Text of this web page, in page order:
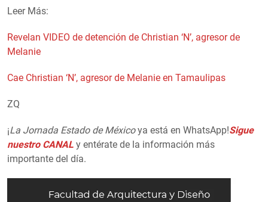
Leer Más:
Revelan VIDEO de detención de Christian ‘N’, agresor de
Melanie
Cae Christian ‘N’, agresor de Melanie en Tamaulipas
ZQ
¡La Jornada Estado de Méxicoya está en WhatsApp!Sigue
nuestro CANAL y entérate de la información más
importante del día.